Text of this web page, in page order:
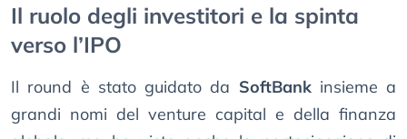
Il ruolo degli investitori e la spinta
verso l’IPO
Il round è stato guidato da SoftBankinsieme a
grandi nomi del venture capital e della finanza